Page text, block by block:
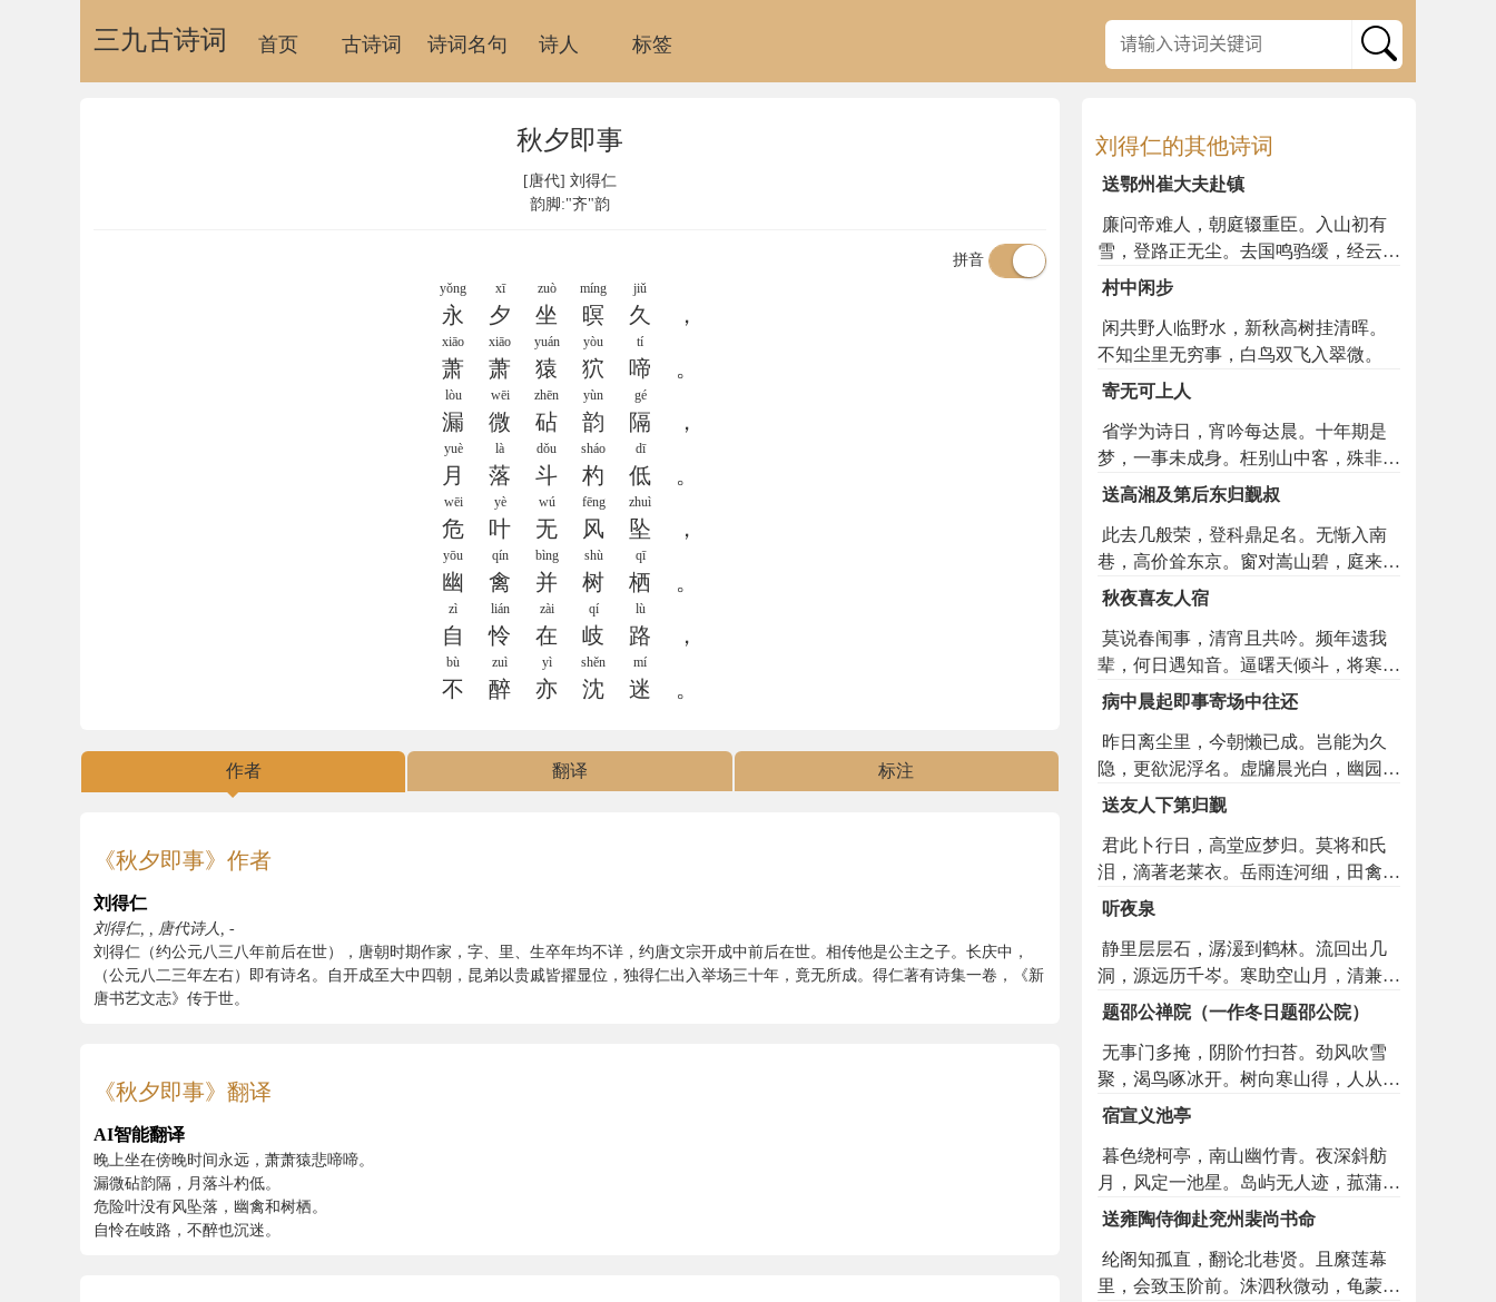
三九古诗词 首页 古诗词 诗词名句 诗人 标签
秋夕即事
[唐代] 刘得仁
韵脚:"齐"韵
拼音
yǒng xī zuò míng jiǔ
永 夕 坐 暝 久 ，
xiāo xiāo yuán yòu tí
萧 萧 猿 狖 啼 。
lòu wēi zhēn yùn gé
漏 微 砧 韵 隔 ，
yuè là dǒu sháo dī
月 落 斗 杓 低 。
wēi yè wú fēng zhuì
危 叶 无 风 坠 ，
yōu qín bìng shù qī
幽 禽 并 树 栖 。
zì lián zài qí lù
自 怜 在 岐 路 ，
bù zuì yì shěn mí
不 醉 亦 沈 迷 。
作者 翻译 标注
《秋夕即事》作者
刘得仁
刘得仁, , 唐代诗人, -
刘得仁（约公元八三八年前后在世），唐朝时期作家，字、里、生卒年均不详，约唐文宗开成中前后在世。相传他是公主之子。长庆中，
（公元八二三年左右）即有诗名。自开成至大中四朝，昆弟以贵戚皆擢显位，独得仁出入举场三十年，竟无所成。得仁著有诗集一卷，《新
唐书艺文志》传于世。
《秋夕即事》翻译
AI智能翻译
晚上坐在傍晚时间永远，萧萧猿悲啼啼。
漏微砧韵隔，月落斗杓低。
危险叶没有风坠落，幽禽和树栖。
自怜在岐路，不醉也沉迷。
刘得仁的其他诗词
送鄂州崔大夫赴镇
廉问帝难人，朝庭辍重臣。入山初有
雪，登路正无尘。去国鸣驺缓，经云住
旆频。千峰与万木，清听雨情新。
村中闲步
闲共野人临野水，新秋高树挂清晖。
不知尘里无穷事，白鸟双飞入翠微。
寄无可上人
省学为诗日，宵吟每达晨。十年期是
梦，一事未成身。枉别山中客，殊非世
上人。今来已如此，须得桂荣新。
送高湘及第后东归觐叔
此去几般荣，登科鼎足名。无惭入南
巷，高价耸东京。窗对嵩山碧，庭来洛
水声。门前桃李树，一径已阴成。
秋夜喜友人宿
莫说春闱事，清宵且共吟。频年遗我
辈，何日遇知音。逼曙天倾斗，将寒叶
坠林。无将簪绂意，只损壮夫心。
病中晨起即事寄场中往还
昨日离尘里，今朝懒已成。岂能为久
隐，更欲泥浮名。虚牖晨光白，幽园晓
气清。戴沙寻水去，披雾入林行。叠叶
荻古波声。易向田家熟，元于世路生。
病多三径塞，吟苦四邻惊。
送友人下第归觐
君此卜行日，高堂应梦归。莫将和氏
泪，滴著老莱衣。岳雨连河细，田禽出
麦飞。到家调膳后，吟苦落蝉晖。
听夜泉
静里层层石，潺湲到鹤林。流回出几
洞，源远历千岑。寒助空山月，清兼此
夜心。幽人听达曙，相和藓床吟。
题邵公禅院（一作冬日题邵公院）
无事门多掩，阴阶竹扫苔。劲风吹雪
聚，渴鸟啄冰开。树向寒山得，人从瀑
布来。终期天目老，擎锡逐云回。
宿宣义池亭
暮色绕柯亭，南山幽竹青。夜深斜舫
月，风定一池星。岛屿无人迹，菰蒲有
鹤翎。此中足吟眺，何用泛沧溟。
送雍陶侍御赴兖州裴尚书命
纶阁知孤直，翻论北巷贤。且縻莲幕
里，会致玉阶前。洙泗秋微动，龟蒙月